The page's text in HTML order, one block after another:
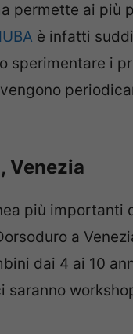
permette ai più
è infatti
sperimentare i
Venezia
più importanti
a
dai 4 ai 10
saranno